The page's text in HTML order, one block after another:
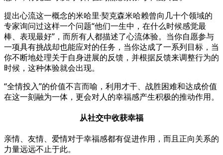
提出心流这一概念的米哈里·契克森米哈赖曾向几十个领域的
专家询问过这样一个问题“他们一生中，在什么时候感觉最
棒、表现最好”，而所有人都描述了心流体验。当你自愿参与
一项具有挑战却也能应对的任务，当你达成了一系列目标，当
你不断地处理关于自身进展的反馈，并根据反馈来调整行为的
时候，这种体验就会出现。
“全情投入”的价值不言而喻，利用才干、战胜困难和达成价值
在这一刻融为一体，更会对人的幸福感产生积极的推动作用。
从社交中收获幸福
亲情、友情、爱情对于幸福感都有促进作用，而且正向关系的
力量远远不止于此。